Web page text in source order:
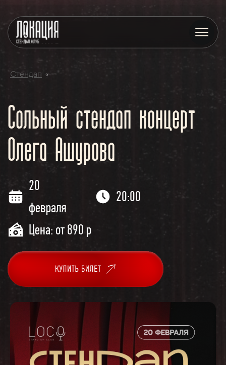
Стендап ›
Сольный стендап концерт
Олега Ашурова
20
февраля
20:00
Цена: от 890 р